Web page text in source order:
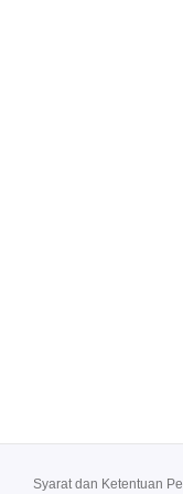
Syarat dan Ketentuan